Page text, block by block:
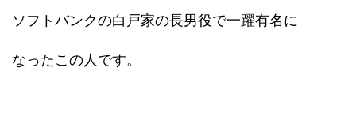
ソフトバンクの白戸家の長男役で一躍有名に
なったこの人です。